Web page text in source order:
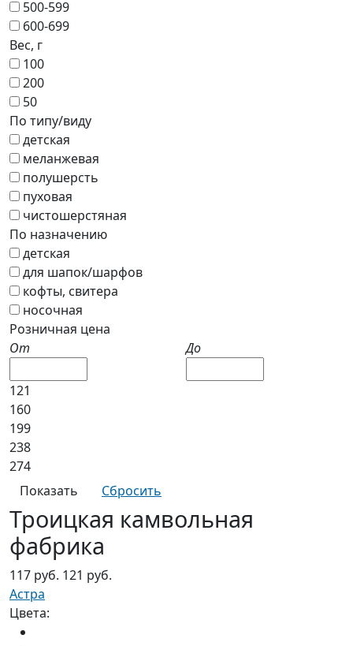
500-599
600-699
Вес, г
100
200
50
По типу/виду
детская
меланжевая
полушерсть
пуховая
чистошерстяная
По назначению
детская
для шапок/шарфов
кофты, свитера
носочная
Розничная цена
От
До
121
160
199
238
274
Троицкая камвольная
фабрика
117 руб. 121 руб.
Астра
Цвета: